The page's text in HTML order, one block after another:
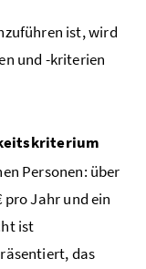
ist, wird
und -kriterien
Personen: über
pro Jahr und ein
ist
das